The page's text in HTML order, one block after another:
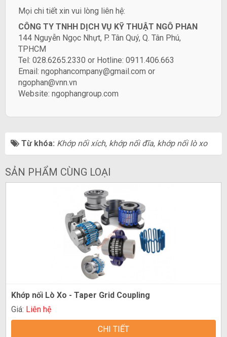
​Mọi chi tiết xin vui lòng liên hệ:
CÔNG TY TNHH DỊCH VỤ KỸ THUẬT NGÔ PHAN
144 Nguyễn Ngọc Nhựt, P. Tân Quý, Q. Tân Phú,
TPHCM
Tel: 028.6265.2330 or Hotline: 0911.406.663
Email: ngophancompany@gmail.com or
ngophan@vnn.vn
Website: ngophangroup.com
Từ khóa: Khớp nối xích, khớp nối đĩa, khớp nối lò xo
SẢN PHẨM CÙNG LOẠI
Khớp nối Lò Xo - Taper Grid Coupling
Giá: Liên hệ
CHI TIẾT